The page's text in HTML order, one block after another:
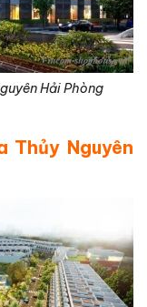
Hải Phòng
Thủy Nguyên